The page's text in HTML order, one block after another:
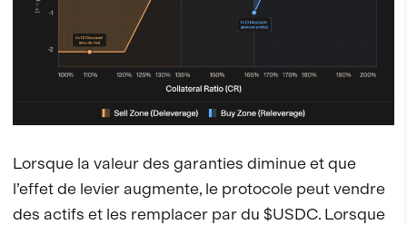
Lorsque la valeur des garanties diminue et que
l’effet de levier augmente, le protocole peut vendre
des actifs et les remplacer par du $USDC. Lorsque